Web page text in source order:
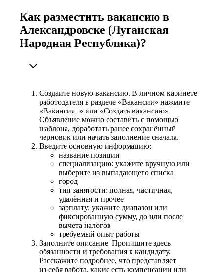
Как разместить вакансию в
Александровске (Луганская
Народная Республика)?
Создайте новую вакансию. В личном кабинете
работодателя в разделе «Вакансии» нажмите
«Вакансия+» или «Создать вакансию».
Объявление можно составить с помощью
шаблона, доработать ранее сохранённый
черновик или начать заполнение сначала.
Введите основную информацию:
название позиции
специализацию: укажите вручную или
выберите из выпадающего списка
город
тип занятости: полная, частичная,
удалённая и прочее
зарплату: укажите диапазон или
фиксированную сумму, до или после
вычета налогов
требуемый опыт работы
Заполните описание. Пропишите здесь
обязанности и требования к кандидату.
Расскажите подробнее, что представляет
из себя работа, какие есть компенсации или